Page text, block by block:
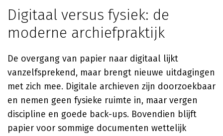
Digitaal versus fysiek: de
moderne archiefpraktijk
De overgang van papier naar digitaal lijkt
vanzelfsprekend, maar brengt nieuwe uitdagingen
met zich mee. Digitale archieven zijn doorzoekbaar
en nemen geen fysieke ruimte in, maar vergen
discipline en goede back-ups. Bovendien blijft
papier voor sommige documenten wettelijk